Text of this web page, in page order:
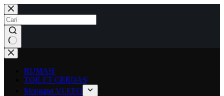
RUMAH
TOILET CERDAS
Mengapa VLEEO